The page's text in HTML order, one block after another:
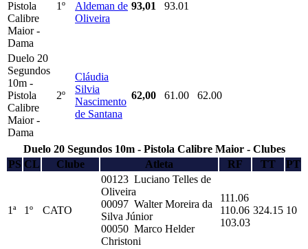
Pistola
Calibre
Maior -
Dama
1º
Aldeman de
Oliveira
93,01 93.01
Duelo 20
Segundos
10m -
Pistola
Calibre
Maior -
Dama
2º
Cláudia
Silvia
Nascimento
de Santana
62,00 61.00 62.00
Duelo 20 Segundos 10m - Pistola Calibre Maior - Clubes
PS CL Clube Atleta RF TT PT
1ª 1º CATO
00123 Luciano Telles de
Oliveira
00097 Walter Moreira da
Silva Júnior
00050 Marco Helder
Christoni
111.06
110.06
103.03
324.15 10